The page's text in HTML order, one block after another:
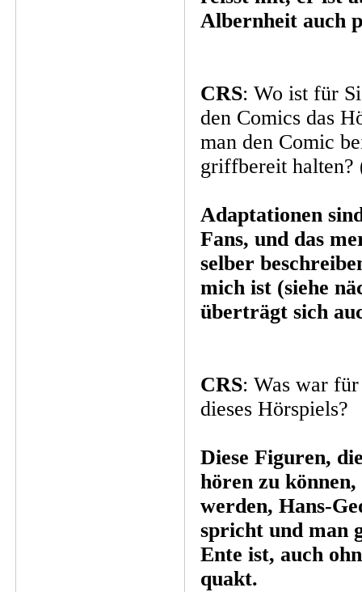
Albernheit auch
CRS: Wo ist für
den Comics das
man den Comic
griffbereit
Adaptationen
Fans, und das
selber
mich ist (siehe
überträgt sich
CRS: Was war
dieses Hörspiels?
Diese Figuren,
hören zu
werden, Hans-
spricht und man
Ente ist, auch
quakt.